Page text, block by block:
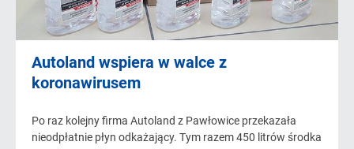
Autoland wspiera w walce z
koronawirusem
Po raz kolejny firma Autoland z Pawłowice przekazała
nieodpłatnie płyn odkażający. Tym razem 450 litrów środka